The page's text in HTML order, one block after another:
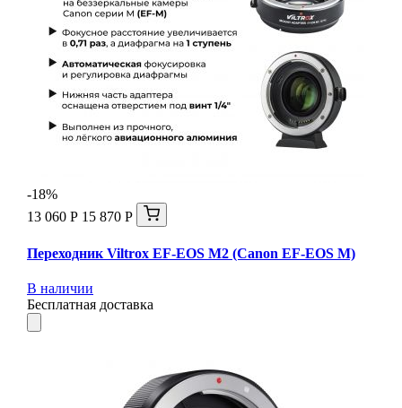
-18%
13 060 Р 15 870 Р
Переходник Viltrox EF-EOS M2 (Canon EF-EOS M)
В наличии
Бесплатная доставка